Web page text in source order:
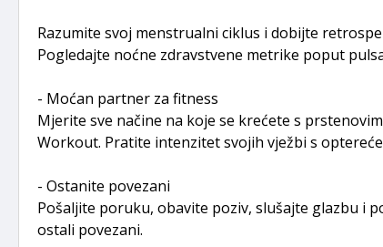
Razumite svoj menstrualni ciklus i dobijte
Pogledajte noćne zdravstvene metrike poput
- Moćan partner za fitness
Mjerite sve načine na koje se krećete s
Workout. Pratite intenzitet svojih vježbi s
- Ostanite povezani
Pošaljite poruku, obavite poziv, slušajte glazbu i
ostali povezani.